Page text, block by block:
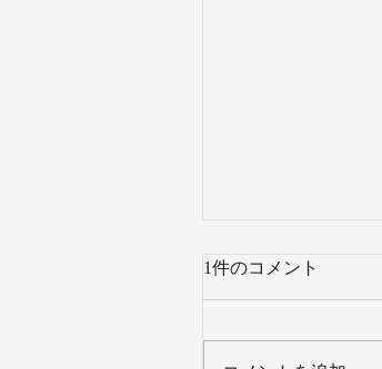
1件のコメント